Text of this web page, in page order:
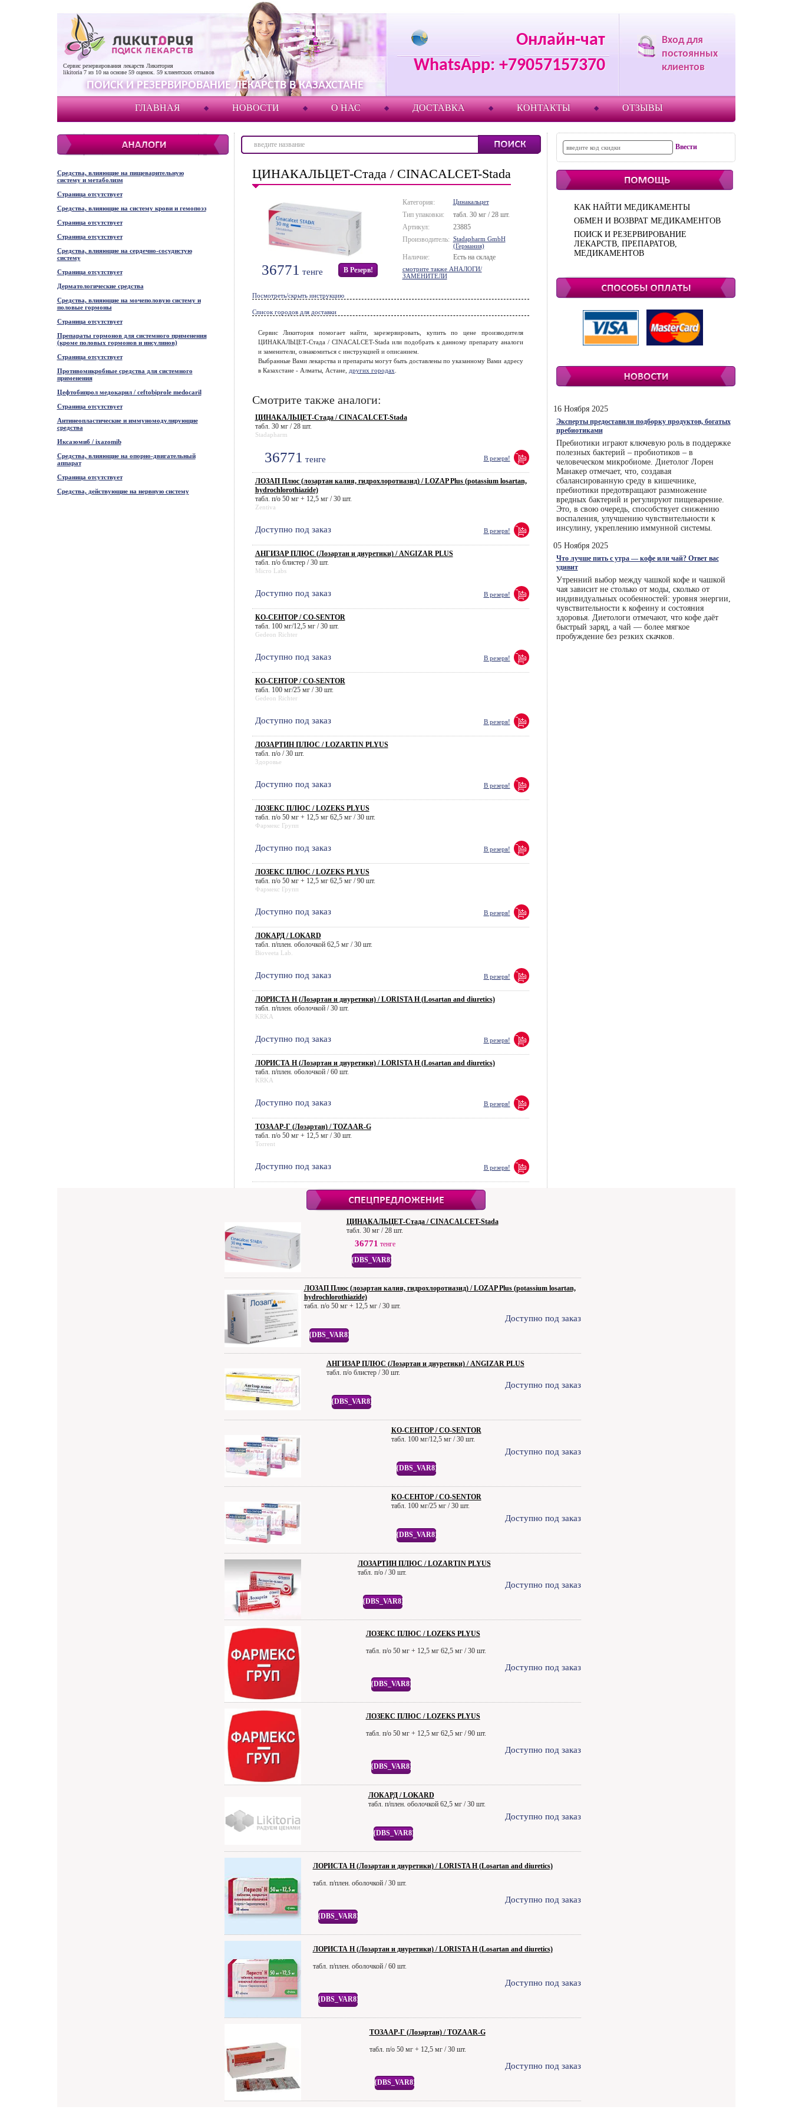
Сервис резервирования лекарств Ликитория
likitoria 7из 10 на основе 59оценок. 59клиентских отзывов
ПОИСК И РЕЗЕРВИРОВАНИЕ ЛЕКАРСТВ В КАЗАХСТАНЕ
Онлайн-чат
WhatsApp: +79057157370
Вход для
постоянных
клиентов
ГЛАВНАЯ НОВОСТИ О НАС ДОСТАВКА КОНТАКТЫ ОТЗЫВЫ
Средства, влияющие на пищеварительную
систему и метаболизм
Страница отсутствует
Средства, влияющие на систему крови и гемопоэз
Страница отсутствует
Страница отсутствует
Средства, влияющие на сердечно-сосудистую
систему
Страница отсутствует
Дерматологические средства
Средства, влияющие на мочеполовую систему и
половые гормоны
Страница отсутствует
Препараты гормонов для системного применения
(кроме половых гормонов и инсулинов)
Страница отсутствует
Противомикробные средства для системного
применения
Цефтобипрол медокарил / ceftobiprole medocaril
Страница отсутствует
Антинеопластические и иммуномодулирующие
средства
Иксазомиб / ixazomib
Средства, влияющие на опорно-двигательный
аппарат
Страница отсутствует
Средства, действующие на нервную систему
ЦИНАКАЛЬЦЕТ-Стада / CINACALCET-Stada
36771 тенге В Резерв!
Категория: Цинакальцет
Тип упаковки:
табл. 30 мг / 28 шт.
Артикул:
23885
Производитель: Stadapharm GmbH
(Германия)
Наличие: Есть на складе
смотрите также АНАЛОГИ/
ЗАМЕНИТЕЛИ
Посмотреть/скрыть инструкцию
Список городов для доставки
Сервис Ликитория помогает найти, зарезервировать, купить по цене производителя
ЦИНАКАЛЬЦЕТ-Стада / CINACALCET-Stada или подобрать к данному препарату аналоги
и заменители, ознакомиться с инструкцией и описанием.
Выбранные Вами лекарства и препараты могут быть доставлены по указанному Вами адресу
в Казахстане - Алматы, Астане, других городах
Смотрите также аналоги:
ЦИНАКАЛЬЦЕТ-Стада / CINACALCET-Stada
табл. 30 мг / 28 шт.
Stadapharm
36771 тенге В резерв!
ЛОЗАП Плюс (лозартан калия, гидрохлоротиазид) / LOZAP Plus (potassium losartan,
hydrochlorothiazide)
табл. п/о 50 мг + 12,5 мг / 30 шт.
Zentiva
Доступно под заказ В резерв!
АНГИЗАР ПЛЮС (Лозартан и диуретики) / ANGIZAR PLUS
табл. п/о блистер / 30 шт.
Micro Labs
Доступно под заказ В резерв!
КО-СЕНТОР / CO-SENTOR
табл. 100 мг/12,5 мг / 30 шт.
Gedeon Richter
Доступно под заказ В резерв!
КО-СЕНТОР / CO-SENTOR
табл. 100 мг/25 мг / 30 шт.
Gedeon Richter
Доступно под заказ В резерв!
ЛОЗАРТИН ПЛЮС / LOZARTIN PLYUS
табл. п/о / 30 шт.
Здоровье
Доступно под заказ В резерв!
ЛОЗЕКС ПЛЮС / LOZEKS PLYUS
табл. п/о 50 мг + 12,5 мг 62,5 мг / 30 шт.
Фармекс Групп
Доступно под заказ В резерв!
ЛОЗЕКС ПЛЮС / LOZEKS PLYUS
табл. п/о 50 мг + 12,5 мг 62,5 мг / 90 шт.
Фармекс Групп
Доступно под заказ В резерв!
ЛОКАРД / LOKARD
табл. п/плен. оболочкой 62,5 мг / 30 шт.
Bioveeta Lab.
Доступно под заказ В резерв!
ЛОРИСТА H (Лозартан и диуретики) / LORISTA H (Losartan and diuretics)
табл. п/плен. оболочкой / 30 шт.
KRKA
Доступно под заказ В резерв!
ЛОРИСТА H (Лозартан и диуретики) / LORISTA H (Losartan and diuretics)
табл. п/плен. оболочкой / 60 шт.
KRKA
Доступно под заказ В резерв!
ТОЗААР-Г (Лозартан) / TOZAAR-G
табл. п/о 50 мг + 12,5 мг / 30 шт.
Torrent
Доступно под заказ В резерв!
КАК НАЙТИ МЕДИКАМЕНТЫ
ОБМЕН И ВОЗВРАТ МЕДИКАМЕНТОВ
ПОИСК И РЕЗЕРВИРОВАНИЕ
ЛЕКАРСТВ, ПРЕПАРАТОВ,
МЕДИКАМЕНТОВ
16 Ноября 2025
Эксперты предоставили подборку продуктов, богатых
пребиотиками
Пребиотики играют ключевую роль в поддержке
полезных бактерий – пробиотиков – в
человеческом микробиоме. Диетолог Лорен
Манакер отмечает, что, создавая
сбалансированную среду в кишечнике,
пребиотики предотвращают размножение
вредных бактерий и регулируют пищеварение.
Это, в свою очередь, способствует снижению
воспаления, улучшению чувствительности к
инсулину, укреплению иммунной системы.
05 Ноября 2025
Что лучше пить с утра — кофе или чай? Ответ вас
удивит
Утренний выбор между чашкой кофе и чашкой
чая зависит не столько от моды, сколько от
индивидуальных особенностей: уровня энергии,
чувствительности к кофеину и состояния
здоровья. Диетологи отмечают, что кофе даёт
быстрый заряд, а чай — более мягкое
пробуждение без резких скачков.
ЦИНАКАЛЬЦЕТ-Стада / CINACALCET-Stada
табл. 30 мг / 28 шт.
36771 тенге
{DBS_VAR8}
ЛОЗАП Плюс (лозартан калия, гидрохлоротиазид) / LOZAP Plus (potassium losartan,
hydrochlorothiazide)
табл. п/о 50 мг + 12,5 мг / 30 шт.
Доступно под заказ
{DBS_VAR8}
АНГИЗАР ПЛЮС (Лозартан и диуретики) / ANGIZAR PLUS
табл. п/о блистер / 30 шт.
Доступно под заказ
{DBS_VAR8}
КО-СЕНТОР / CO-SENTOR
табл. 100 мг/12,5 мг / 30 шт.
Доступно под заказ
{DBS_VAR8}
КО-СЕНТОР / CO-SENTOR
табл. 100 мг/25 мг / 30 шт.
Доступно под заказ
{DBS_VAR8}
ЛОЗАРТИН ПЛЮС / LOZARTIN PLYUS
табл. п/о / 30 шт.
Доступно под заказ
{DBS_VAR8}
ЛОЗЕКС ПЛЮС / LOZEKS PLYUS
табл. п/о 50 мг + 12,5 мг 62,5 мг / 30 шт.
Доступно под заказ
{DBS_VAR8}
ЛОЗЕКС ПЛЮС / LOZEKS PLYUS
табл. п/о 50 мг + 12,5 мг 62,5 мг / 90 шт.
Доступно под заказ
{DBS_VAR8}
ЛОКАРД / LOKARD
табл. п/плен. оболочкой 62,5 мг / 30 шт.
Доступно под заказ
{DBS_VAR8}
ЛОРИСТА H (Лозартан и диуретики) / LORISTA H (Losartan and diuretics)
табл. п/плен. оболочкой / 30 шт.
Доступно под заказ
{DBS_VAR8}
ЛОРИСТА H (Лозартан и диуретики) / LORISTA H (Losartan and diuretics)
табл. п/плен. оболочкой / 60 шт.
Доступно под заказ
{DBS_VAR8}
ТОЗААР-Г (Лозартан) / TOZAAR-G
табл. п/о 50 мг + 12,5 мг / 30 шт.
Доступно под заказ
{DBS_VAR8}